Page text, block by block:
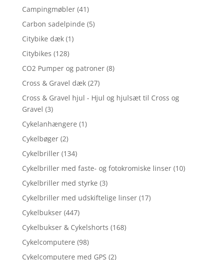
Campingmøbler (41)
Carbon sadelpinde (5)
Citybike dæk (1)
Citybikes (128)
CO2 Pumper og patroner (8)
Cross & Gravel dæk (27)
Cross & Gravel hjul - Hjul og hjulsæt til Cross og
Gravel (3)
Cykelanhængere (1)
Cykelbøger (2)
Cykelbriller (134)
Cykelbriller med faste- og fotokromiske linser (10)
Cykelbriller med styrke (3)
Cykelbriller med udskiftelige linser (17)
Cykelbukser (447)
Cykelbukser & Cykelshorts (168)
Cykelcomputere (98)
Cykelcomputere med GPS (2)